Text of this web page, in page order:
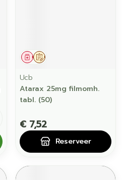
Op voorschrift
Geneesmiddel
Ucb
Atarax 25mg filmomh.
tabl. (50)
€ 7,52
Reserveer